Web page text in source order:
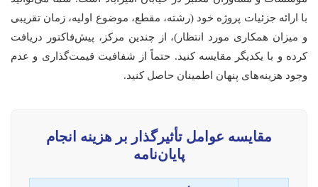
با ارائه جزئیات پروژه خود (رشته، مقطع، موضوع اولیه، زمان تقریبی
و میزان همکاری مورد انتظار)، از چندین مرکز، پیش‌فاکتور دریافت
کرده و با یکدیگر مقایسه کنید. حتماً از شفافیت قیمت‌گذاری و عدم
وجود هزینه‌های پنهان اطمینان حاصل کنید.
مقایسه عوامل تأثیرگذار بر هزینه انجام
پایان‌نامه